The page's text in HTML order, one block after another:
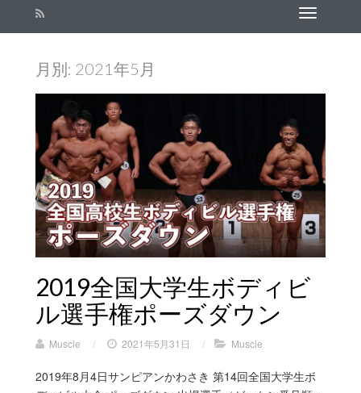
月別: 2021年5月
2019全国大学生ボディビ
ル選手権ポーズダウン
Muscle / 2021年5月31日 / Muscle
2019年8月4日サンピアンかわさき 第14回全国大学生ボ